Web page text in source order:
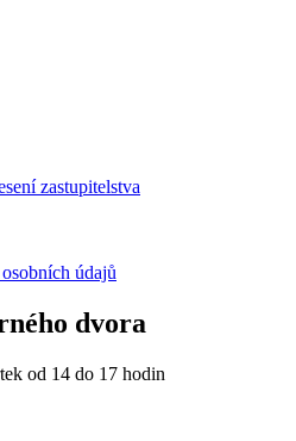
zastupitelstva
údajů
dvora
od 14 do 17 hodin